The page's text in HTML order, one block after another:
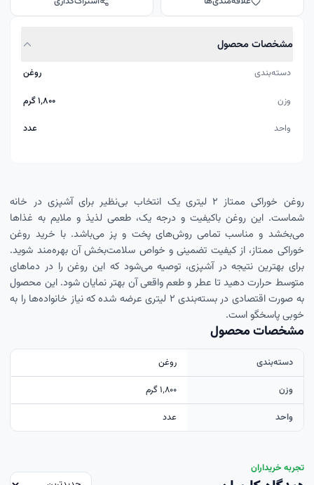
مشخصات محصول
دسته‌بندی
روغن
وزن
۱٬۸۰۰ گرم
واحد
عدد
روغن خوراکی ممتاز ۲ لیتری یک انتخاب بی‌نظیر برای آشپزی در خانه
شماست. این روغن باکیفیت و درجه یک، طعمی لذیذ و ملایم به غذاها
می‌بخشد و مناسب تمامی روش‌های پخت و پز می‌باشد. با خرید روغن
خوراکی ممتاز، از کیفیت تضمینی و خواص سلامت‌بخش آن بهره‌مند شوید.
برای بهترین نتیجه در آشپزی، توصیه می‌شود که این روغن را در دماهای
متوسط حرارت دهید تا عطر و طعم واقعی آن بهتر نمایان شود. این محصول
به صورت اقتصادی در بسته‌بندی ۲ لیتری عرضه شده که نیاز خانواده‌ها را به
خوبی پاسخگو است.
مشخصات محصول
دسته‌بندی
روغن
وزن
۱٬۸۰۰ گرم
واحد
عدد
تجربه خریداران